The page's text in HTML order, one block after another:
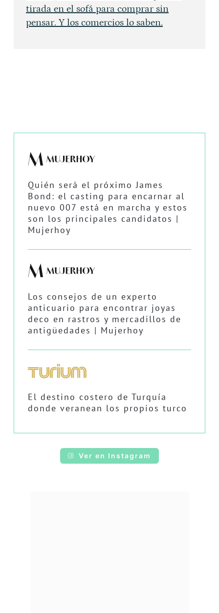
tirada en el sofá para comprar sin
pensar. Y los comercios lo saben.
Quién será el próximo James
Bond: el casting para encarnar al
nuevo 007 está en marcha y estos
son los principales candidatos |
Mujerhoy
Los consejos de un experto
anticuario para encontrar joyas
deco en rastros y mercadillos de
antigüedades | Mujerhoy
El destino costero de Turquía
donde veranean los propios turco
Ver en Instagram